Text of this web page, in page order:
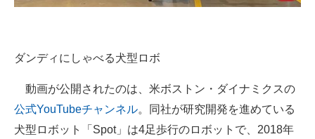
ちょっと気になるネットの話題
ダンディにしゃべる犬型ロボ
動画が公開されたのは、米ボストン・ダイナミクスの
公式YouTubeチャンネル。同社が研究開発を進めている
犬型ロボット「Spot」は4足歩行のロボットで、2018年